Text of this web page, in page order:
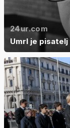
24ur.com
Umrl je